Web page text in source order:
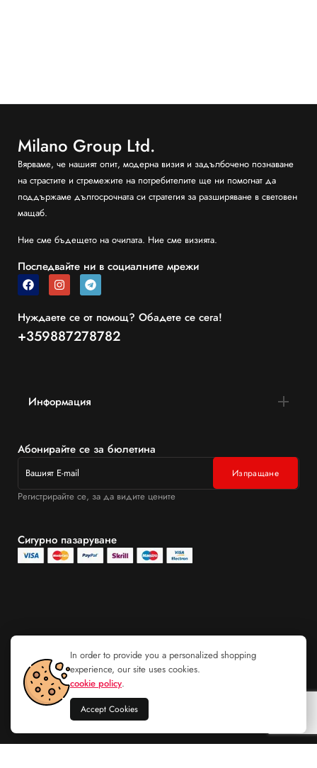
Milano Group Ltd.
Вярваме, че нашият опит, модерна визия и задълбочено познаване
на страстите и стремежите на потребителите ще ни помогнат да
поддържаме дългосрочната си стратегия за разширяване в световен
мащаб.
Ние сме бъдещето на очилата. Ние сме визията.
Последвайте ни в социалните мрежи
Нуждаете се от помощ? Обадете се сега!
+359887278782
Информация
Абонирайте се за бюлетина
Регистрирайте се, за да видите цените
Сигурно пазаруване
In order to provide you a personalized shopping
experience, our site uses cookies.
cookie policy.
Accept Cookies